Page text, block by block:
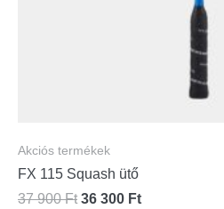
Akciós termékek
FX 115 Squash ütő
37 900Ft 36 300 Ft